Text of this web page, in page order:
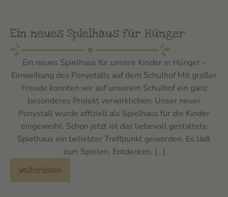
Ein neues Spielhaus für Hünger
Ein neues Spielhaus für unsere Kinder in Hünger –
Einweihung des Ponystalls auf dem Schulhof Mit großer
Freude konnten wir auf unserem Schulhof ein ganz
besonderes Projekt verwirklichen: Unser neuer
Ponystall wurde offiziell als Spielhaus für die Kinder
eingeweiht. Schon jetzt ist das liebevoll gestaltete
Spielhaus ein beliebter Treffpunkt geworden. Es lädt
zum Spielen, Entdecken, […]
Weiterlesen